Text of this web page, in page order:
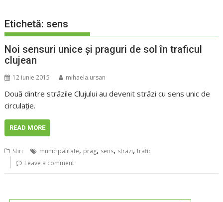
Etichetă: sens
Noi sensuri unice și praguri de sol în traficul
clujean
12 iunie 2015 mihaela.ursan
Două dintre străzile Clujului au devenit străzi cu sens unic de
circulație.
READ MORE
Stiri municipalitate, prag, sens, strazi,trafic
Leave a comment